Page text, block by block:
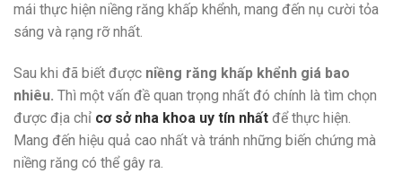
mái thực hiện niềng răng khấp khểnh, mang đến nụ cười tỏa
sáng và rạng rỡ nhất.
Sau khi đã biết được niềng răng khấp khểnh giá bao
nhiêu. Thì một vấn đề quan trọng nhất đó chính là tìm chọn
được địa chỉ cơ sở nha khoa uy tín nhất để thực hiện.
Mang đến hiệu quả cao nhất và tránh những biến chứng mà
niềng răng có thể gây ra.